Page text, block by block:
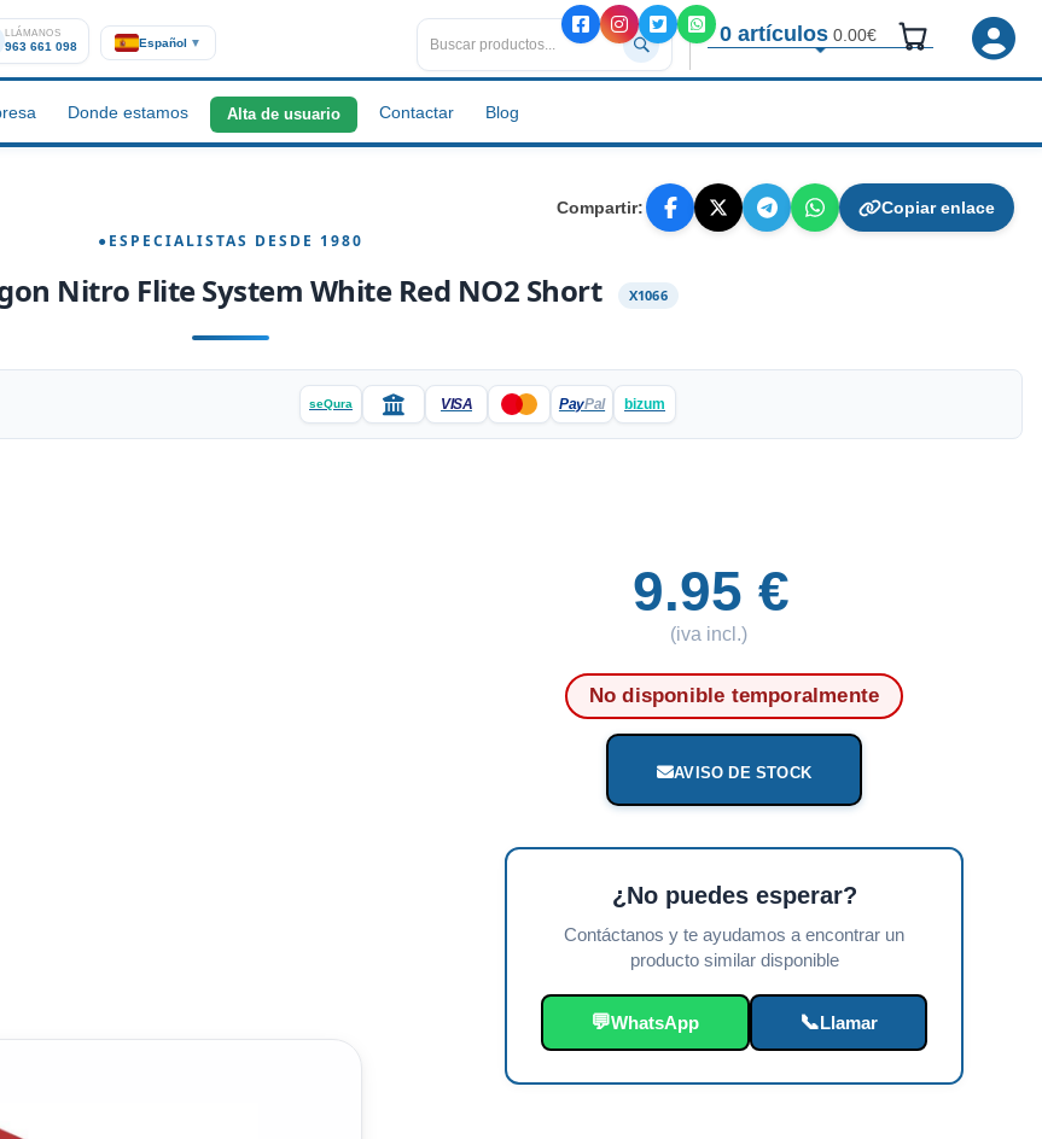
LLÁMANOS
963 661 098 Español ▼ 0 artículos 0.00€
Donde estamos Alta de usuario Contactar Blog
Compartir: Copiar enlace
9.95 €
(iva incl.)
No disponible temporalmente
AVISO DE STOCK
¿No puedes esperar?
Contáctanos y te ayudamos a encontrar un
producto similar disponible
💬WhatsApp 📞 Llamar
seQura VISA PayPal bizum
Nitro Flite System White Red NO2 Short X1066